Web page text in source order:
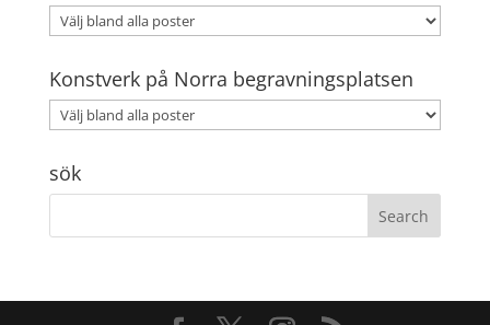
Konstverk på Norra begravningsplatsen
sök